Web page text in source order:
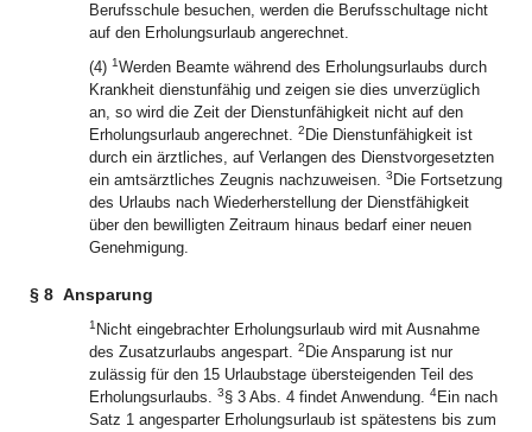
Berufsschule besuchen, werden die Berufsschultage nicht
auf den Erholungsurlaub angerechnet.
(4) 1Werden Beamte während des Erholungsurlaubs durch
Krankheit dienstunfähig und zeigen sie dies unverzüglich
an, so wird die Zeit der Dienstunfähigkeit nicht auf den
Erholungsurlaub angerechnet. 2 Die Dienstunfähigkeit ist
durch ein ärztliches, auf Verlangen des Dienstvorgesetzten
ein amtsärztliches Zeugnis nachzuweisen. 3 Die Fortsetzung
des Urlaubs nach Wiederherstellung der Dienstfähigkeit
über den bewilligten Zeitraum hinaus bedarf einer neuen
Genehmigung.
§ 8 Ansparung
1 Nicht eingebrachter Erholungsurlaub wird mit Ausnahme
des Zusatzurlaubs angespart. 2 Die Ansparung ist nur
zulässig für den 15 Urlaubstage übersteigenden Teil des
Erholungsurlaubs. 3§ 3 Abs. 4 findet Anwendung. 4Ein nach
Satz 1 angesparter Erholungsurlaub ist spätestens bis zum